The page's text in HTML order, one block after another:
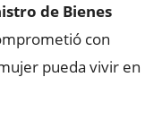
de Bienes
con
pueda vivir en